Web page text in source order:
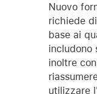
Nuovo
richiede
base ai
includono
inoltre
utilizzare